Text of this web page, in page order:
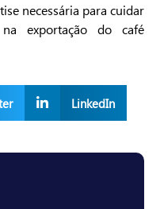
necessária para cuidar
exportação do café
LinkedIn